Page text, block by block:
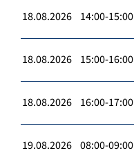
18.08.2026 14:00-15:00
18.08.2026 15:00-16:00
18.08.2026 16:00-17:00
19.08.2026 08:00-09:00